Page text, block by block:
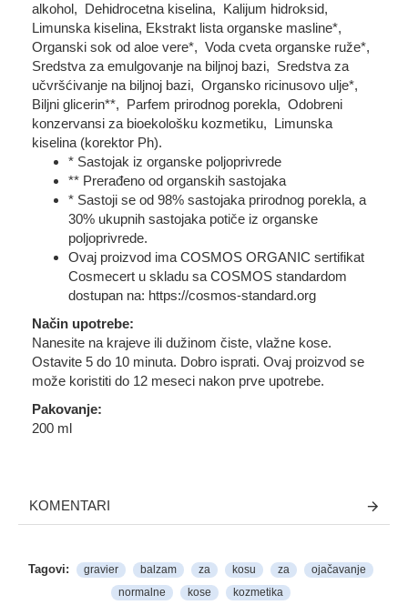
alkohol, Dehidrocetna kiselina, Kalijum hidroksid,
Limunska kiselina, Ekstrakt lista organske masline*,
Organski sok od aloe vere*, Voda cveta organske ruže*,
Sredstva za emulgovanje na biljnoj bazi, Sredstva za
učvršćivanje na biljnoj bazi, Organsko ricinusovo ulje*,
Biljni glicerin**, Parfem prirodnog porekla, Odobreni
konzervansi za bioekološku kozmetiku, Limunska
kiselina (korektor Ph).
* Sastojak iz organske poljoprivrede
** Prerađeno od organskih sastojaka
* Sastoji se od 98% sastojaka prirodnog porekla, a
30% ukupnih sastojaka potiče iz organske
poljoprivrede.
Ovaj proizvod ima COSMOS ORGANIC sertifikat
Cosmecert u skladu sa COSMOS standardom
dostupan na: https://cosmos-standard.org
Način upotrebe:
Nanesite na krajeve ili dužinom čiste, vlažne kose.
Ostavite 5 do 10 minuta. Dobro isprati. Ovaj proizvod se
može koristiti do 12 meseci nakon prve upotrebe.
Pakovanje:
200 ml
KOMENTARI
Tagovi: gravier balzam za kosu za
ojačavanje
normalne
kose kozmetika